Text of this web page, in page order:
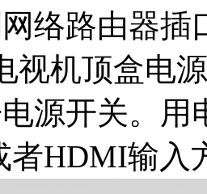
络路由器插
视机顶盒电
电源开关。
者HDMI输入